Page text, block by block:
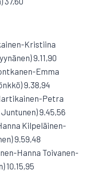
Kristiina
9.11,90
Emma
9.38,94
Petra
9.45,56
Kilpeläinen-
9.59,48
Hanna Toivanen-
10.15,95